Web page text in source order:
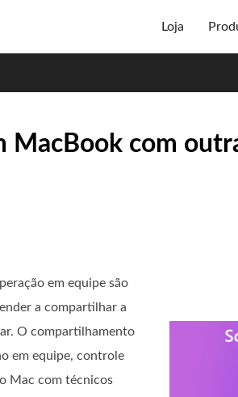
Loja
com
em equipe são
a compartilhar a
O compartilhamento
em equipe, controle
Mac com técnicos